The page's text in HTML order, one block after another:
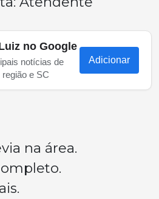
no Google
notícias de
e SC
Adicionar
na área.